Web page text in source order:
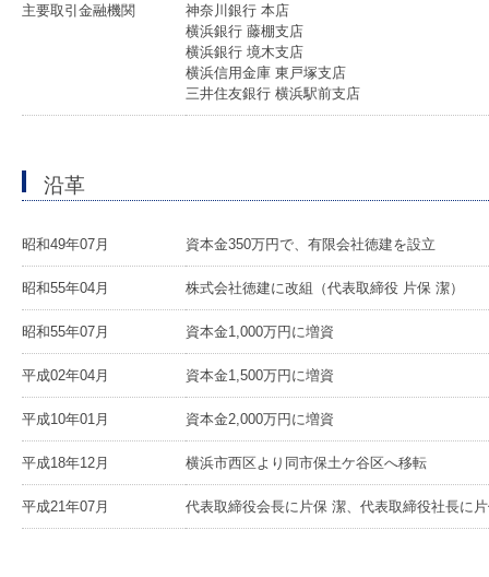
主要取引金融機関
神奈川銀行 本店
横浜銀行 藤棚支店
横浜銀行 境木支店
横浜信用金庫 東戸塚支店
三井住友銀行 横浜駅前支店
沿革
昭和49年07月 資本金350万円で、有限会社徳建を設立
昭和55年04月 株式会社徳建に改組（代表取締役 片保 潔）
昭和55年07月 資本金1,000万円に増資
平成02年04月 資本金1,500万円に増資
平成10年01月 資本金2,000万円に増資
平成18年12月 横浜市西区より同市保土ケ谷区へ移転
平成21年07月 代表取締役会長に片保 潔、代表取締役社長に